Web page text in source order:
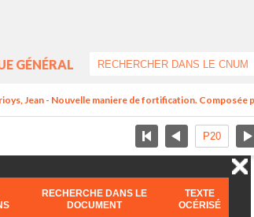
GÉNÉRAL
Jean - Nouvelle maniere de fortification. Composée
RECHERCHE DANS LE
DOCUMENT
TEXTE
OCÉRISÉ